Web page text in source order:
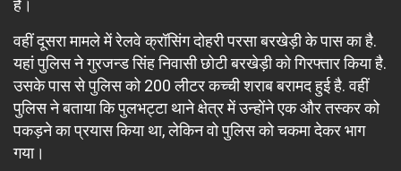
है।
वहीं दूसरा मामले में रेलवे क्रॉसिंग दोहरी परसा बरखेड़ी के पास का है.
यहां पुलिस ने गुरजन्ड सिंह निवासी छोटी बरखेड़ी को गिरफ्तार किया है.
उसके पास से पुलिस को 200 लीटर कच्ची शराब बरामद हुई है. वहीं
पुलिस ने बताया कि पुलभट्टा थाने क्षेत्र में उन्होंने एक और तस्कर को
पकड़ने का प्रयास किया था, लेकिन वो पुलिस को चकमा देकर भाग
गया।